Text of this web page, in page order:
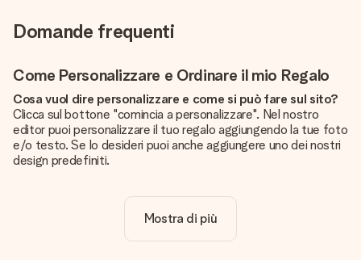
Domande frequenti
Come Personalizzare e Ordinare il mio Regalo
Cosa vuol dire personalizzare e come si può fare sul sito?
Clicca sul bottone "comincia a personalizzare". Nel nostro
editor puoi personalizzare il tuo regalo aggiungendo la tue foto
e/o testo. Se lo desideri puoi anche aggiungere uno dei nostri
design predefiniti.
Certo! Il prezzo mostrato include sempre la personalizzazione
Mostra di più